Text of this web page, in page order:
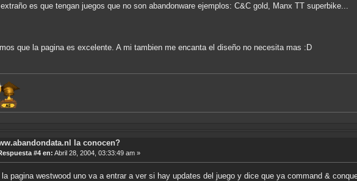
es que tengan juegos que no son abandonware ejemplos: C&C gold, Manx TT superbike...
que la pagina es excelente. A mi tambien me encanta el diseño no necesita mas :D
la conocen?
#4 en: Abril 28, 2004, 03:33:49 am »
la pagina westwood uno va a entrar a ver si hay updates del juego y dice que ya command &